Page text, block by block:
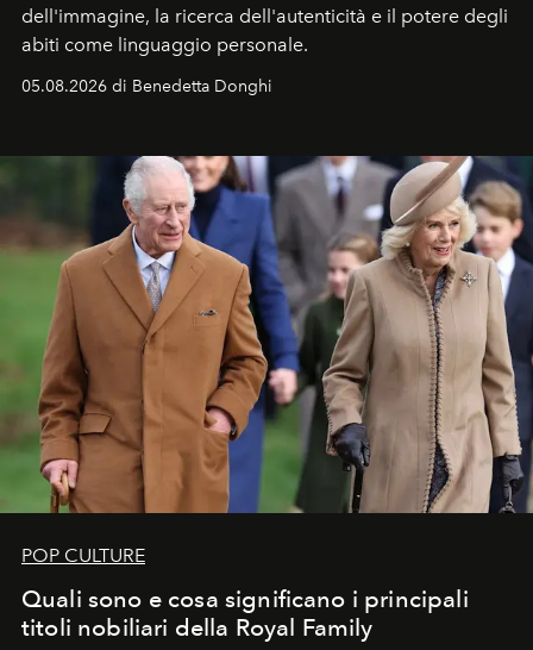
dell'immagine, la ricerca dell'autenticità e il potere degli
abiti come linguaggio personale.
05.08.2026 di Benedetta Donghi
POP CULTURE
Quali sono e cosa significano i principali
titoli nobiliari della Royal Family